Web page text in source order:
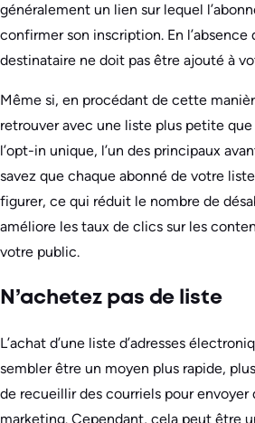
généralement un lien sur lequel
confirmer son inscription. En
destinataire ne doit pas être ajouté à
Même si, en procédant de cette
retrouver avec une liste plus petite que
l’opt-in unique, l’un des principaux
savez que chaque abonné de votre
figurer, ce qui réduit le nombre de
améliore les taux de clics sur les
votre public.
N’achetez pas de liste
L’achat d’une liste d’adresses
sembler être un moyen plus rapide,
de recueillir des courriels pour envoyer
marketing. Cependant, cela peut être